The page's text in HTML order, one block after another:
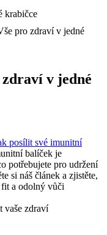
pro zdraví v jedné
v jedné
posílit své imunitní
⁢balíček je
⁢potřebujete pro udržení
si náš článek a zjistěte,
fit a odolný vůči